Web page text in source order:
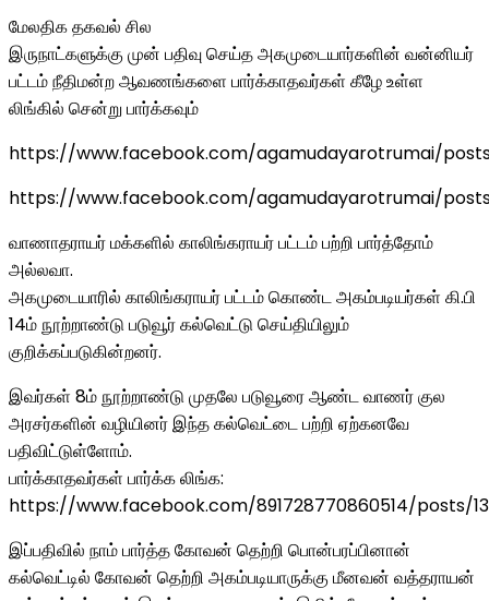
மேலதிக தகவல் சில
இருநாட்களுக்கு முன் பதிவு செய்த அகமுடையார்களின் வன்னியர்
பட்டம் நீதிமன்ற ஆவணங்களை பார்க்காதவர்கள் கீழே உள்ள
லிங்கில் சென்று பார்க்கவும்
https://www.facebook.com/agamudayarotrumai/posts/
https://www.facebook.com/agamudayarotrumai/posts/
வாணாதராயர் மக்களில் காலிங்கராயர் பட்டம் பற்றி பார்த்தோம்
அல்லவா.
அகமுடையாரில் காலிங்கராயர் பட்டம் கொண்ட அகம்படியர்கள் கி.பி
14ம் நூற்றாண்டு படுவூர் கல்வெட்டு செய்தியிலும்
குறிக்கப்படுகின்றனர்.
இவர்கள் 8ம் நூற்றாண்டு முதலே படுவூரை ஆண்ட வாணர் குல
அரசர்களின் வழியினர் இந்த கல்வெட்டை பற்றி ஏற்கனவே
பதிவிட்டுள்ளோம்.
பார்க்காதவர்கள் பார்க்க லிங்க:
https://www.facebook.com/891728770860514/posts/
இப்பதிவில் நாம் பார்த்த கோவன் தெற்றி பொன்பரப்பினான்
கல்வெட்டில் கோவன் தெற்றி அகம்படியாருக்கு மீனவன் வத்தராயன்